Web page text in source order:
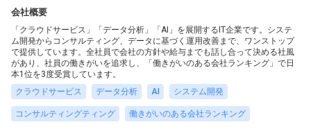
会社概要
「クラウドサービス」「データ分析」「AI」を展開するIT企業です。システ
ム開発からコンサルティング、データに基づく運用改善まで、ワンストップ
で提供しています。全社員で会社の方針や給与までも話し合って決める社風
があり、社員の働きがいを追求し、「働きがいのある会社ランキング」で日
本1位を3度受賞しています。
クラウドサービス
データ分析 AI システム開発
コンサルティングティング 働きがいのある会社ランキング